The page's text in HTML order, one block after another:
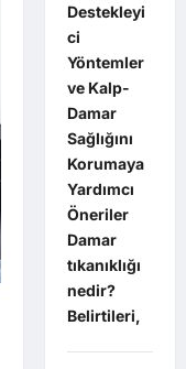
Destekleyi
ci
Yöntemler
ve Kalp-
Damar
Sağlığını
Korumaya
Yardımcı
Öneriler
Damar
tıkanıklığı
nedir?
Belirtileri,